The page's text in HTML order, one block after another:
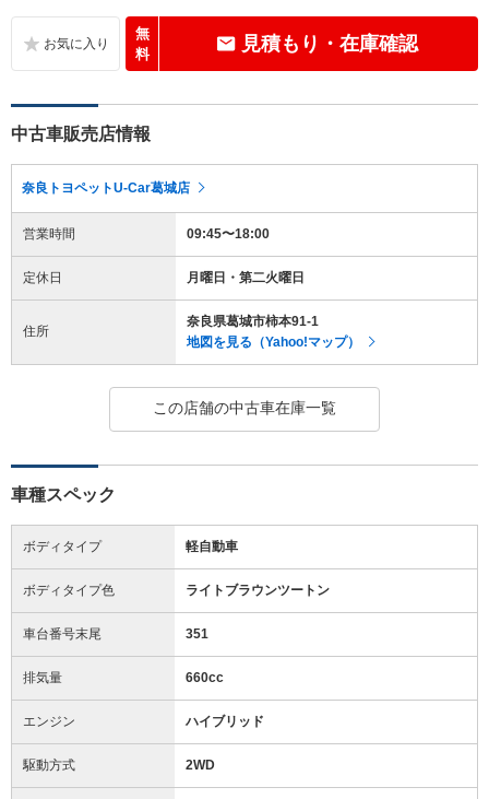
無
料
見積もり・在庫確認
中古車販売店情報
奈良トヨペットU-Car葛城店
営業時間 09:45〜18:00
定休日 月曜日・第二火曜日
住所
奈良県葛城市柿本91-1
地図を見る（Yahoo!マップ）
この店舗の中古車在庫一覧
車種スペック
ボディタイプ 軽自動車
ボディタイプ色 ライトブラウンツートン
車台番号末尾 351
排気量 660cc
エンジン ハイブリッド
駆動方式 2WD